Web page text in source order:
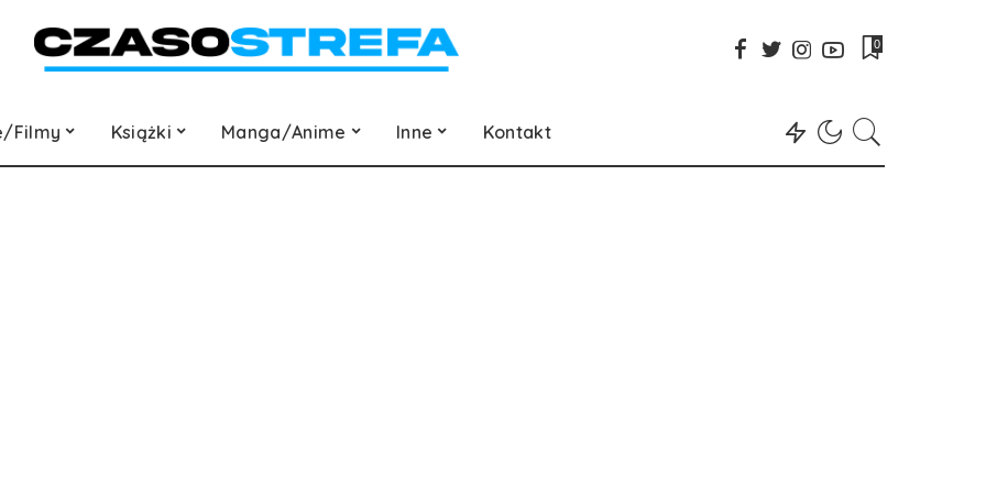
0
Filmy Książki Manga/Anime Inne Kontakt